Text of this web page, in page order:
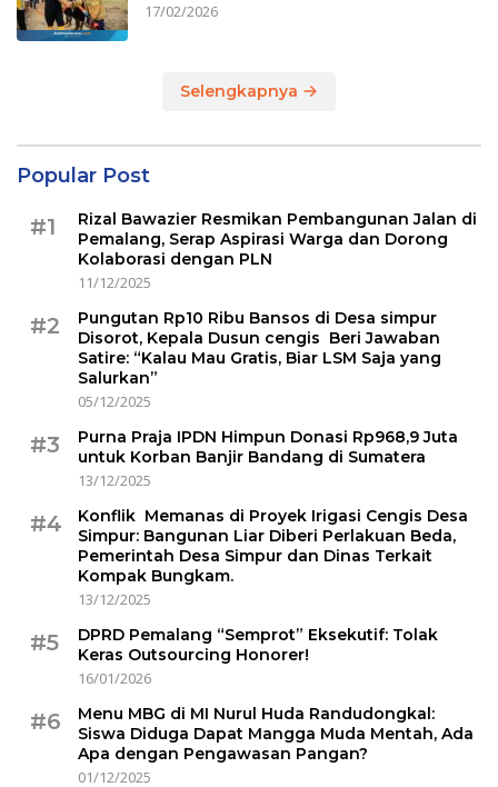
17/02/2026
Selengkapnya
Popular Post
#1
Rizal Bawazier Resmikan Pembangunan Jalan di
Pemalang, Serap Aspirasi Warga dan Dorong
Kolaborasi dengan PLN
11/12/2025
#2
Pungutan Rp10 Ribu Bansos di Desa simpur
Disorot, Kepala Dusun cengis Beri Jawaban
Satire: “Kalau Mau Gratis, Biar LSM Saja yang
Salurkan”
05/12/2025
#3
Purna Praja IPDN Himpun Donasi Rp968,9 Juta
untuk Korban Banjir Bandang di Sumatera
13/12/2025
#4
Konflik Memanas di Proyek Irigasi Cengis Desa
Simpur: Bangunan Liar Diberi Perlakuan Beda,
Pemerintah Desa Simpur dan Dinas Terkait
Kompak Bungkam.
13/12/2025
#5
DPRD Pemalang “Semprot” Eksekutif: Tolak
Keras Outsourcing Honorer!
16/01/2026
#6
Menu MBG di MI Nurul Huda Randudongkal:
Siswa Diduga Dapat Mangga Muda Mentah, Ada
Apa dengan Pengawasan Pangan?
01/12/2025